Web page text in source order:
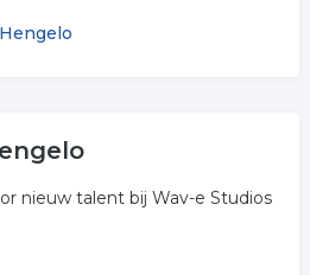
nieuw talent bij Wav-e Studios